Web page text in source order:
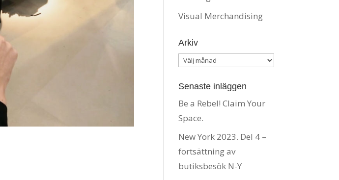
Visual Merchandising
Arkiv
Arkiv
Senaste inläggen
Be a Rebel! Claim Your
Space.
New York 2023. Del 4 –
fortsättning av
butiksbesök N-Y